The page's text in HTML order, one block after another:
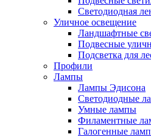
Светодиодная
Уличное освещение
Ландшафтные
Подвесные
Подсветка для
Профили
Лампы
Лампы Эдисона
Светодиодные
Умные лампы
Филаментные
Галогенные